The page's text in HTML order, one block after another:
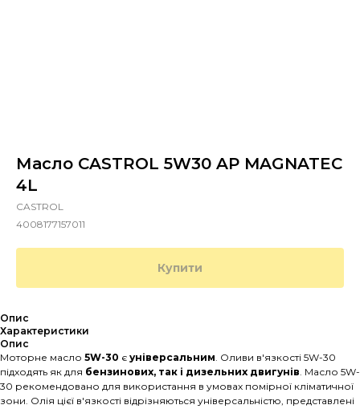
Масло CASTROL 5W30 AP MAGNATEC
4L
CASTROL
4008177157011
Купити
Опис
Характеристики
Опис
Моторне масло 5W-30 є універсальним. Оливи в'язкості 5W-30
підходять як для бензинових, так і дизельних двигунів. Масло 5W-
30 рекомендовано для використання в умовах помірної кліматичної
зони. Олія цієї в'язкості відрізняються універсальністю, представлені